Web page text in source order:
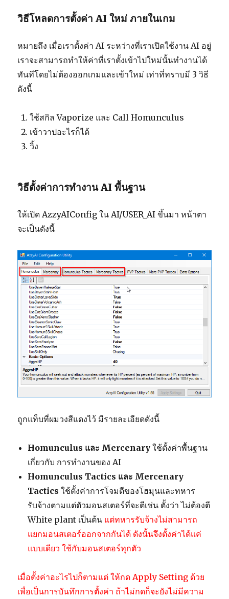
วิธีโหลดการตั้งค่า AI ใหม่ ภายในเกม
หมายถึง เมื่อเราตั้งค่า AI ระหว่างที่เราเปิดใช้งาน AI อยู่
เราจะสามารถทำให้ค่าที่เราตั้งเข้าไปใหม่นั้นทำงานได้
ทันทีโดยไม่ต้องออกเกมและเข้าใหม่ เท่าที่ทราบมี 3 วิธี
ดังนี้
ใช้สกิล Vaporize และ Call Homunculus
เข้าวาปอะไรก็ได้
วิ้ง
วิธีตั้งค่าการทำงาน AI พื้นฐาน
ให้เปิด AzzyAIConfig ใน AI/USER_AI ขึ้นมา หน้าตา
จะเป็นดังนี้
ถูกแท็บที่ผมวงสีแดงไว้ มีรายละเอียดดังนี้
Homunculus และ Mercenaryใช้ตั้งค่าพื้นฐาน
เกี่ยวกับ การทำงานของ AI
Homunculus Tactics และ Mercenary
Tacticsใช้ตั้งค่าการโจมตีของโฮมุนและทหาร
รับจ้างตามแต่ตัวมอนสเตอร์ที่จะตีเช่น ตั้งว่า ไม่ต้องตี
White plant เป็นต้น แต่ทหารรับจ้างไม่สามารถ
แยกมอนสเตอร์ออกจากกันได้ ดังนั้นจึงตั้งค่าได้แค่
แบบเดียว ใช้กับมอนสเตอร์ทุกตัว
เมื่อตั้งค่าอะไรไปก็ตามแต่ ให้กด Apply Setting ด้วย
เพื่อเป็นการบันทึกการตั้งค่า ถ้าไม่กดก็จะยังไม่มีความ